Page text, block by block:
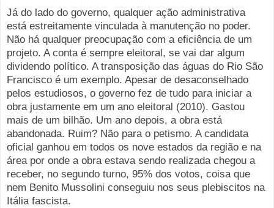
Já do lado do governo, qualquer ação administrativa
está estreitamente vinculada à manutenção no poder.
Não há qualquer preocupação com a eficiência de um
projeto. A conta é sempre eleitoral, se vai dar algum
dividendo político. A transposição das águas do Rio São
Francisco é um exemplo. Apesar de desaconselhado
pelos estudiosos, o governo fez de tudo para iniciar a
obra justamente em um ano eleitoral (2010). Gastou
mais de um bilhão. Um ano depois, a obra está
abandonada. Ruim? Não para o petismo. A candidata
oficial ganhou em todos os nove estados da região e na
área por onde a obra estava sendo realizada chegou a
receber, no segundo turno, 95% dos votos, coisa que
nem Benito Mussolini conseguiu nos seus plebiscitos na
Itália fascista.